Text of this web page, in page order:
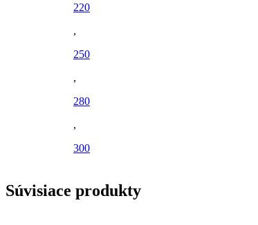
220
,
250
,
280
,
300
Súvisiace produkty